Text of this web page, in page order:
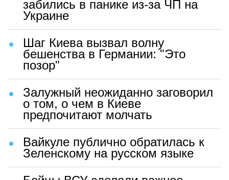
забились в панике из-за ЧП на
Украине
Шаг Киева вызвал волну
бешенства в Германии: "Это
позор"
Залужный неожиданно заговорил
о том, о чем в Киеве
предпочитают молчать
Вайкуле публично обратилась к
Зеленскому на русском языке